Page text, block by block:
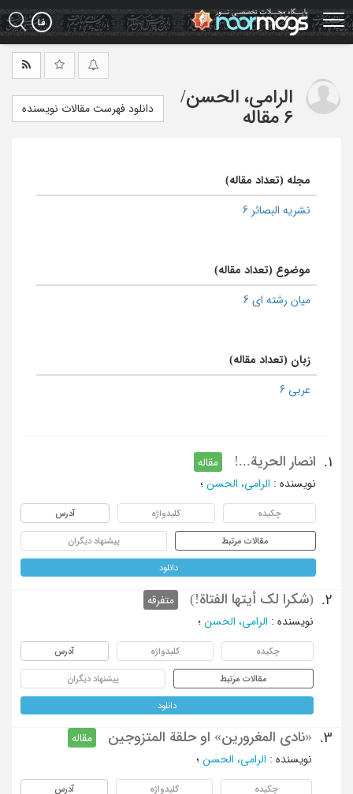
Skip
to
main
الرامی، الحسن/
6 مقاله
دانلود فهرست مقالات نویسنده
مجله (تعداد مقاله)
نشریه البصائر 6
موضوع (تعداد مقاله)
میان رشته ای 6
زبان (تعداد مقاله)
عربی 6
1. انصار الحریة...!
مقاله
نویسنده : الرامی، الحسن ؛
چکیده کلیدواژه آدرس
مقالات مرتبط پیشنهاد دیگران
دانلود
2. (شکرا لک أیتها الفتاة!)
متفرقه
نویسنده : الرامی، الحسن ؛
چکیده کلیدواژه آدرس
مقالات مرتبط پیشنهاد دیگران
دانلود
3. «نادی المغرورین» او حلقة المتزوجین
مقاله
نویسنده : الرامی، الحسن ؛
چکیده کلیدواژه آدرس